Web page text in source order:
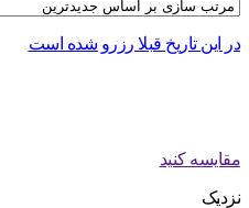
در این تاریخ قبلا رزرو شده است
مقایسه کنید
نزدیک